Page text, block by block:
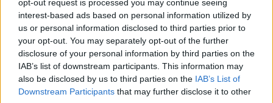
opt-out request is processed you may continue seeing
interest-based ads based on personal information utilized by
us or personal information disclosed to third parties prior to
your opt-out. You may separately opt-out of the further
disclosure of your personal information by third parties on the
IAB’s list of downstream participants. This information may
also be disclosed by us to third parties on the IAB’s List of
Downstream Participants that may further disclose it to other
tutti commenteranno
11 frasi di Papa Leone XIV, pronunciate quando
era Robert Francis Prevost
Frasi sulla libertà: le più belle da condividere e
su cui riflettere
Tailleur cerimonia 2025 economici: i più belli di